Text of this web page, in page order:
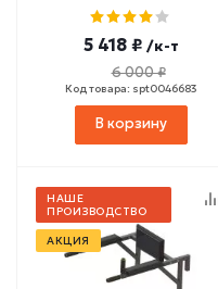
5 418 ₽ /к-т
6 000 ₽
Код товара: spt0046683
В корзину
НАШЕ
ПРОИЗВОДСТВО
АКЦИЯ